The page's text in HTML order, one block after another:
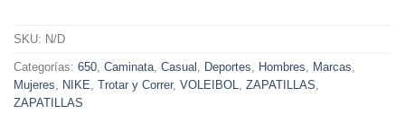
SKU: N/D
Categorías: 650 Caminata Casual Deportes Hombres Marcas
Mujeres
NIKE Trotar y Correr, VOLEIBOL ZAPATILLAS
ZAPATILLAS